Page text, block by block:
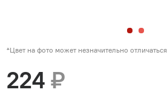
*Цвет на фото может незначительно отличаться
224₽